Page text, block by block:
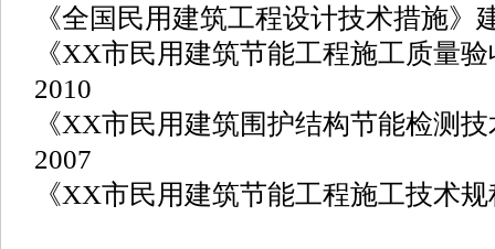
《全国民用建筑工程设计技术措施》
《XX市民用建筑节能工程施工质量
2010
《XX市民用建筑围护结构节能检测
2007
《XX市民用建筑节能工程施工技术